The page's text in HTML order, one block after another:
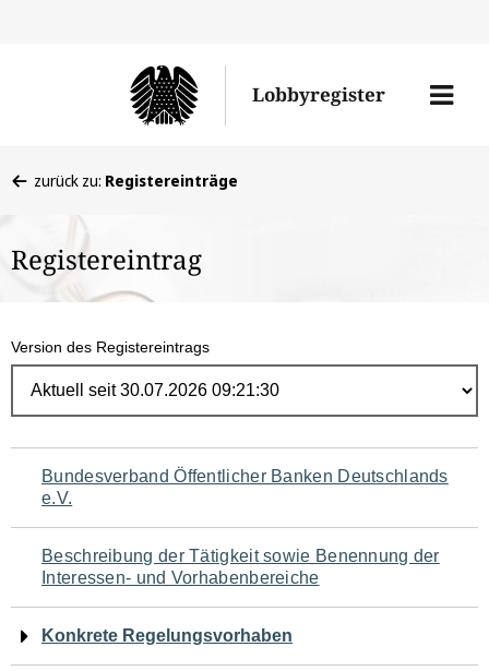
Lobbyregister
Menü
befinden
hier:
zurück zu: Registereinträge
Registereintrag
Version des Registereintrags
Navigation
für
den
Seiteninhalt
Bundesverband Öffentlicher Banken Deutschlands
e.V.
Beschreibung der Tätigkeit sowie Benennung der
Interessen- und Vorhabenbereiche
Konkrete Regelungsvorhaben